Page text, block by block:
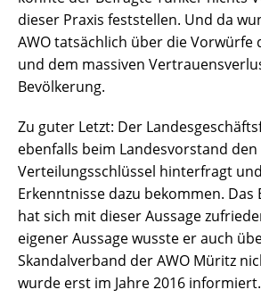
dieser Praxis feststellen. Und da
AWO tatsächlich über die Vorwürfe
und dem massiven
Bevölkerung.
Zu guter Letzt: Der
ebenfalls beim Landesvorstand den
Verteilungsschlüssel hinterfragt
Erkenntnisse dazu bekommen. Das
hat sich mit dieser Aussage
eigener Aussage wusste er auch
Skandalverband der AWO Müritz
wurde erst im Jahre 2016